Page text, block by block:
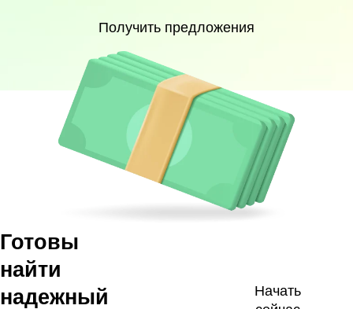
Получить предложения
Готовы
найти
надежный
Начать